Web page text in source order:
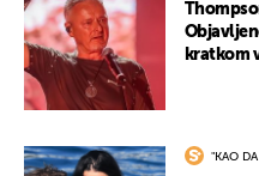
kratkom
"KAO